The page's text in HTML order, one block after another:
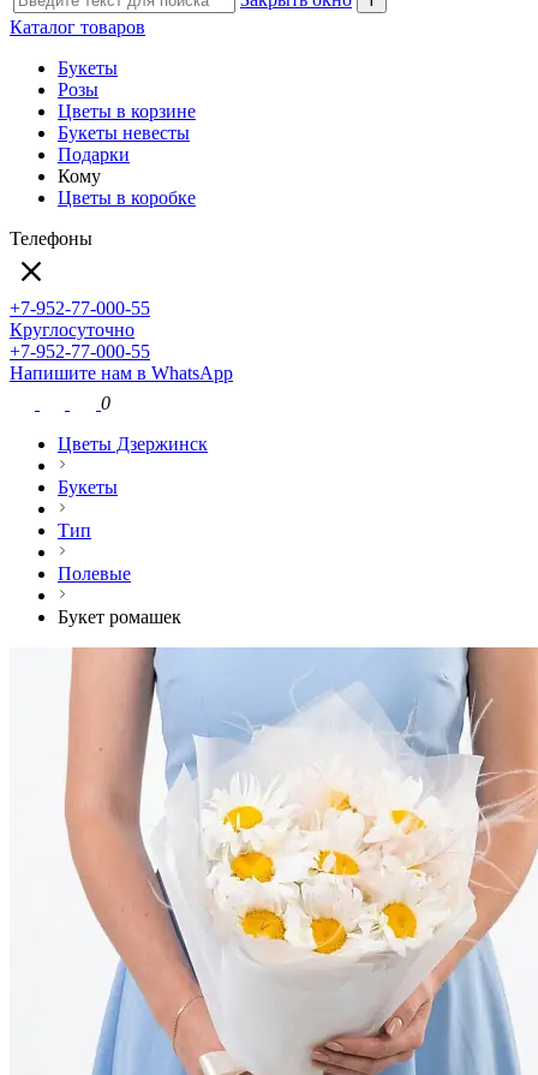
Каталог товаров
Букеты
Розы
Цветы в корзине
Букеты невесты
Подарки
Кому
Цветы в коробке
Телефоны
+7-952-77-000-55
Круглосуточно
+7-952-77-000-55
Напишите нам в WhatsApp
0
Цветы Дзержинск
Букеты
Тип
Полевые
Букет ромашек